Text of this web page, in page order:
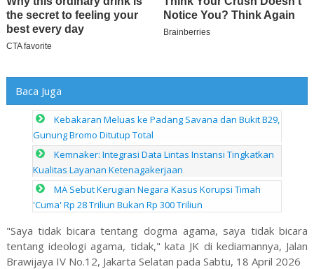
Baca Juga
Kebakaran Meluas ke Padang Savana dan Bukit B29,
Gunung Bromo Ditutup Total
Kemnaker: Integrasi Data Lintas Instansi Tingkatkan
Kualitas Layanan Ketenagakerjaan
MA Sebut Kerugian Negara Kasus Korupsi Timah
'Cuma' Rp 28 Triliun Bukan Rp 300 Triliun
"Saya tidak bicara tentang dogma agama, saya tidak bicara
tentang ideologi agama, tidak," kata JK di kediamannya, Jalan
Brawijaya IV No.12, Jakarta Selatan pada Sabtu, 18 April 2026